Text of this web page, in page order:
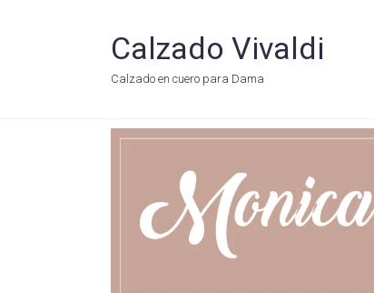
Calzado Vivaldi
Calzado en cuero para Dama